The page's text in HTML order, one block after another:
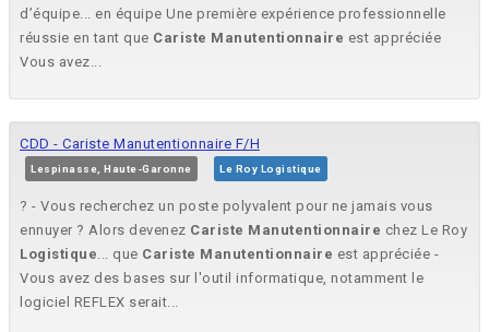
d’équipe... en équipe Une première expérience professionnelle
réussie en tant que Cariste Manutentionnaire est appréciée
Vous avez...
CDD - Cariste Manutentionnaire F/H
Lespinasse, Haute-Garonne Le Roy Logistique
? - Vous recherchez un poste polyvalent pour ne jamais vous
ennuyer ? Alors devenez Cariste Manutentionnaire chez Le Roy
Logistique... que Cariste Manutentionnaire est appréciée -
Vous avez des bases sur l'outil informatique, notamment le
logiciel REFLEX serait...